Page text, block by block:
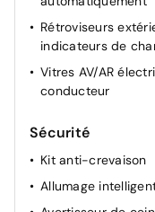
Rétroviseurs
indicateurs de
Vitres AV/AR
conducteur
Sécurité
Kit anti-crevaison
Allumage